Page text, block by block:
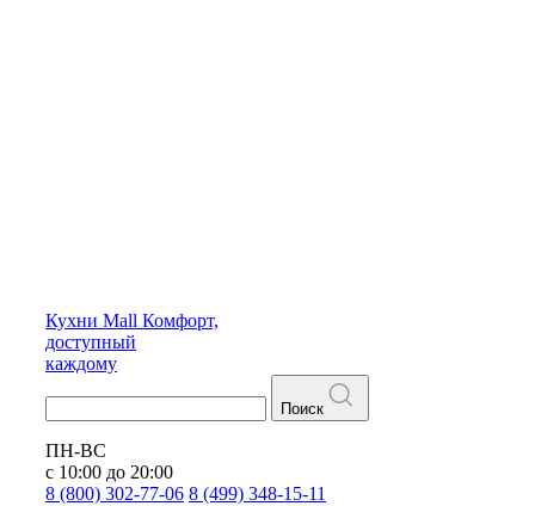
Кухни Mall Комфорт,
доступный
каждому
Поиск
ПН-ВС
с 10:00 до 20:00
8 (800) 302-77-06 8 (499) 348-15-11